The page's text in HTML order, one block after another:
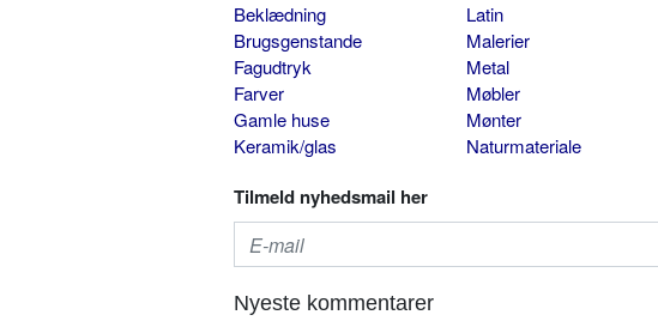
Beklædning
Brugsgenstande
Fagudtryk
Farver
Gamle huse
Keramik/glas
Latin
Malerier
Metal
Møbler
Mønter
Naturmateriale
Tilmeld nyhedsmail her
Nyeste kommentarer